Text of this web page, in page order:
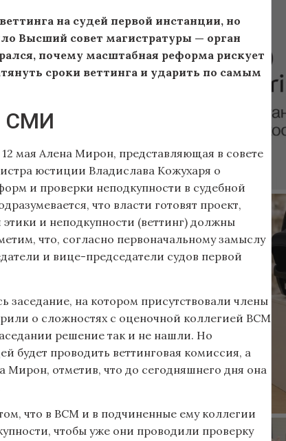
на судей первой инстанции, но
Высший совет магистратуры — орган
почему масштабная реформа рискует
сроки веттинга и ударить по самым
СМИ
мая Алена Мирон, представляющая в совете
юстиции Владислава Кожухаря о
и проверки неподкупности в судебной
что власти готовят проект,
и неподкупности (веттинг) должны
что, согласно первоначальному замыслу
и вице-председатели судов первой
заседание, на котором присутствовали члены
о сложностях с оценочной коллегией ВСМ
решение так и не нашли. Но
будет проводить веттинговая комиссия, а
Мирон, отметив, что до сегодняшнего дня она
что в ВСМ и в подчиненные ему коллегии
чтобы уже они проводили проверку